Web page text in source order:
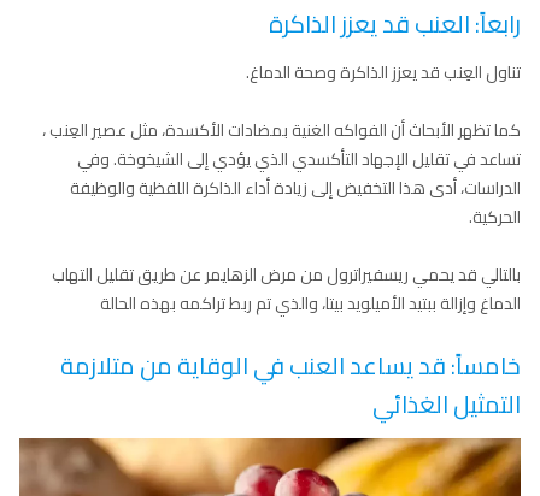
رابعاً: العنب قد يعزز الذاكرة
تناول العِنب قد يعزز الذاكرة وصحة الدماغ.
كما تظهر الأبحاث أن الفواكه الغنية بمضادات الأكسدة، مثل عصير العِنب ،
تساعد في تقليل الإجهاد التأكسدي الذي يؤدي إلى الشيخوخة. وفي
الدراسات، أدى هذا التخفيض إلى زيادة أداء الذاكرة اللفظية والوظيفة
الحركية.
بالتالي قد يحمي ريسفيراترول من مرض الزهايمر عن طريق تقليل التهاب
الدماغ وإزالة ببتيد الأميلويد بيتا، والذي تم ربط تراكمه بهذه الحالة
خامساً: قد يساعد العنب في الوقاية من متلازمة
التمثيل الغذائي